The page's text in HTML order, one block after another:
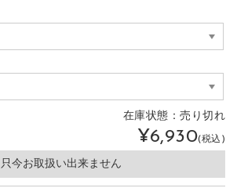
在庫状態：売り切れ
¥6,930(税込)
只今お取扱い出来ません